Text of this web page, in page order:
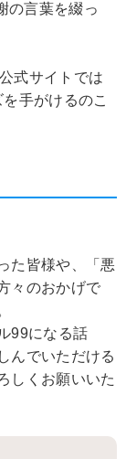
の言葉を綴っ
式サイトでは
手がけるのこ
た皆様や、「悪
々のおかげで
99になる話
んでいただける
しくお願いいた